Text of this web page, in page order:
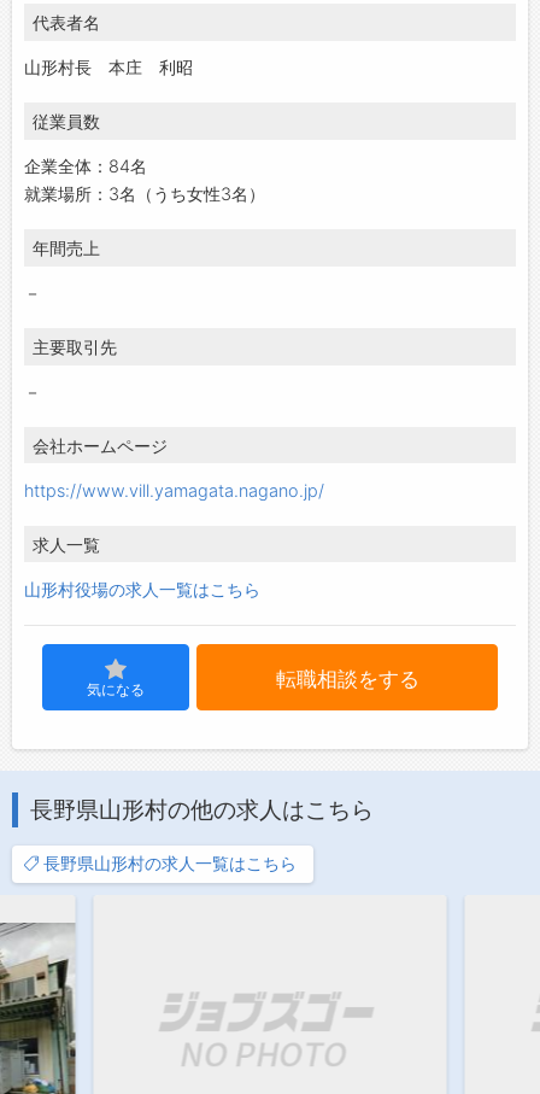
代表者名
山形村長 本庄 利昭
従業員数
企業全体：84名
就業場所：3名（うち女性3名）
年間売上
－
主要取引先
－
会社ホームページ
https://www.vill.yamagata.nagano.jp/
求人一覧
山形村役場の求人一覧はこちら
気になる 転職相談をする
長野県山形村の他の求人はこちら
長野県山形村の求人一覧はこちら